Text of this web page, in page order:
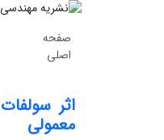
صفحه
اصلی
اثر
معمولی